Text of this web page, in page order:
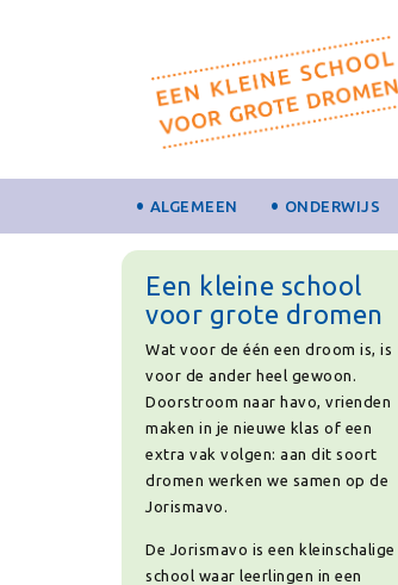
ALGEMEEN ONDERWIJS
Een kleine school
voor grote dromen
Wat voor de één een droom is, is
voor de ander heel gewoon.
Doorstroom naar havo, vrienden
maken in je nieuwe klas of een
extra vak volgen: aan dit soort
dromen werken we samen op de
Jorismavo.
De Jorismavo is een kleinschalige
school waar leerlingen in een